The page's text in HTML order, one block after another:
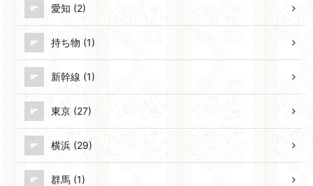
愛知 (2)
持ち物 (1)
新幹線 (1)
東京 (27)
横浜 (29)
群馬 (1)